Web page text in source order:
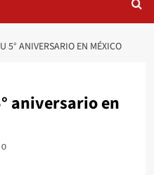
5° ANIVERSARIO EN MÉXICO
aniversario en
0